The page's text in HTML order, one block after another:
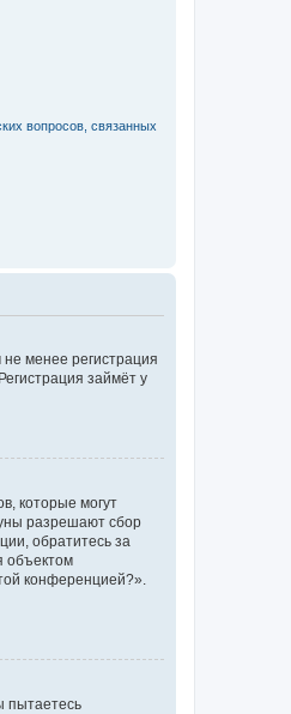
вопросов, связанных
менее регистрация
займёт у
которые могут
разрешают сбор
обратитесь за
объектом
конференцией?».
пытаетесь